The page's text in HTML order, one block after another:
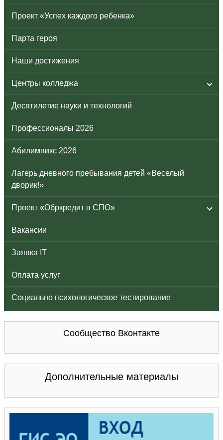
Проект «Успех каждого ребенка»
Парта героя
Наши достижения
Центры колледжа
Десятилетие науки и технологий
Профессионалы 2026
Абилимпикс 2026
Лагерь дневного пребывания детей «Веселый
дворик!»
Проект «Обркредит в СПО»
Вакансии
Заявка IT
Оплата услуг
Социально психологическое тестирование
Сообщество Вконтакте
Дополнительные материалы